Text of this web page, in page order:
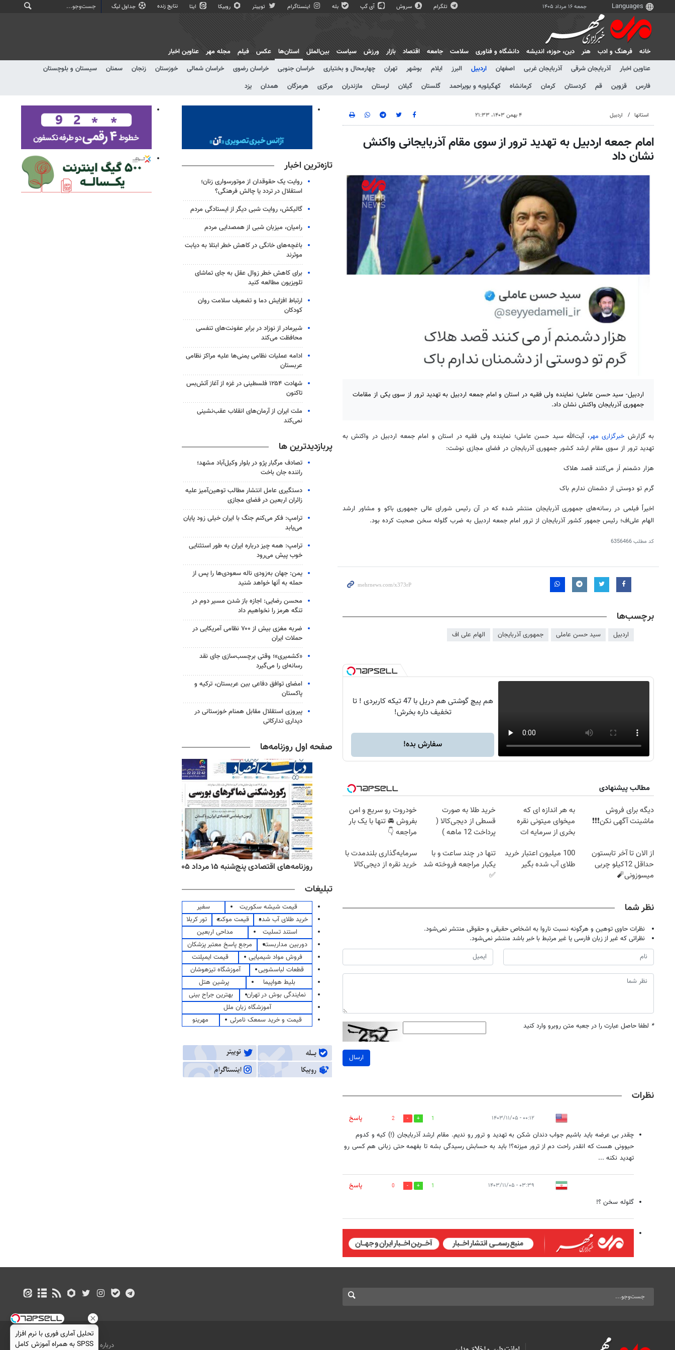
جمعه ۱۶ مرداد ۱۴۰۵ تلگرام سروش آی گپ بله اینستاگرام توییتر روبیکا ایتا نتایج زنده جداول لیگ
خانه فرهنگ و ادب هنر دين، حوزه، انديشه دانشگاه و فناوری سلامت جامعه اقتصاد بازار ورزش سیاست بین‌الملل
استان‌ها
عناوین اخبار
آذربایجان شرقی آذربایجان غربی اصفهان اردبیل البرز ایلام بوشهر تهران چهارمحال و بختیاری خراسان جنوبی خراسان رضوی خراسان شمالی خوزستان زنجان سمنان
سیستان و بلوچستان
فارس
قزوین قم کردستان کرمان کرمانشاه کهگیلویه و بویراحمد گلستان گیلان لرستان مازندران مرکزی هرمزگان همدان یزد
عکس فیلم مجله مهر عناوین اخبار
استانها اردبیل ۴ بهمن ۱۴۰۳، ۲۱:۳۳
امام جمعه اردبیل به تهدید ترور از سوی مقام آذربایجانی واکنش
نشان داد
اردبیل- سید حسن عاملی؛ نماینده ولی فقیه در استان و امام جمعه اردبیل به تهدید ترور از سوی یکی از مقامات
جمهوری آذربایجان واکنش نشان داد.
به گزارش خبرگزاری مهر، آیت‌الله سید حسن عاملی؛ نماینده ولی فقیه در استان و امام جمعه اردبیل در واکنش به
تهدید ترور از سوی مقام ارشد کشور جمهوری آذربایجان در فضای مجازی نوشت:
هزار دشمنم اَر می‌کنند قصد هلاک
گرم تو دوستی از دشمنان ندارم باک
اخیراً فیلمی در رسانه‌های جمهوری آذربایجان منتشر شده که در آن رئیس شورای عالی جمهوری باکو و مشاور ارشد
الهام علی‌اف؛ رئیس جمهور کشور آذربایجان از ترور امام جمعه اردبیل به ضرب گلوله سخن صحبت کرده بود.
کد مطلب6356466
برچسب‌ها
اردبیل سید حسن عاملی جمهوری آذربایجان الهام علی اف
هم پیچ گوشتی هم دریل با 47 تیکه کاربردی ! تا
تخفیف داره بخرش!
سفارش بده!
مطالب پیشنهادی
دیگه برای فروش
ماشینت آگهی نکن❗❗❗
به هر اندازه ای که
میخوای میتونی نقره
بخری از سرمایه ات
خرید طلا به صورت
قسطی از دیجی‌کالا (
پرداخت 12 ماهه )
خودروت رو سریع و امن
بفروش 🚘 تنها با یک بار
مراجعه 👇
از الان تا آخر تابستون
حداقل 12کیلو چربی
میسوزونی🧨
100 میلیون اعتبار خرید
طلای آب شده بگیر
تنها در چند ساعت و با
یکبار مراجعه فروخته شد
✅
سرمایه‌گذاری بلندمدت با
خرید نقره از دیجی‌کالا
نظر شما
نظرات حاوی توهین و هرگونه نسبت ناروا به اشخاص حقیقی و حقوقی منتشر نمی‌شود.
نظراتی که غیر از زبان فارسی یا غیر مرتبط با خبر باشد منتشر نمی‌شود.
* لطفا حاصل عبارت را در جعبه متن روبرو وارد کنید
ارسال
نظرات
۰۰:۱۲ - ۱۴۰۳/۱۱/۰۵ 1
2
پاسخ
چقدر بی عرضه باید باشیم جواب دندان شکن به تهدید و ترور رو ندیم. مقام ارشد آذربایجان (!) کیه و کدوم
حیوونی هست که انقدر راحت دم از ترور میزنه؟! باید به حسابش رسیدگی بشه تا بفهمه حتی زبانی هم کسی رو
تهدید نکنه ...
۰۳:۳۹ - ۱۴۰۳/۱۱/۰۵ 1
0
پاسخ
گلوله سخن ؟!
تازه‌ترین اخبار
روایت یک حقوقدان از موتورسواری زنان؛
استقلال در تردد یا چالش فرهنگی؟
گالیکش، روایت شبی دیگر از ایستادگی مردم
رامیان، میزبان شبی از همصدایی مردم
باغچه‌های خانگی در کاهش خطر ابتلا به دیابت
موثرند
برای کاهش خطر زوال عقل به جای تماشای
تلویزیون مطالعه کنید
ارتباط افزایش دما و تضعیف سلامت روان
کودکان
شیرمادر از نوزاد در برابر عفونت‌های تنفسی
محافظت می‌کند
ادامه عملیات نظامی یمنی‌ها علیه مراکز نظامی
عربستان
شهادت ۱۲۵۴ فلسطینی در غزه از آغاز آتش‌بس
تاکنون
ملت ایران از آرمان‌های انقلاب عقب‌نشینی
نمی‌کند
پربازدیدترین ها
تصادف مرگبار پژو در بلوار وکیل‌آباد مشهد؛
راننده جان باخت
دستگیری عامل انتشار مطالب توهین‌آمیز علیه
زائران اربعین در فضای مجازی
ترامپ: فکر می‌کنم جنگ با ایران خیلی زود پایان
می‌یابد
ترامپ: همه چیز درباره ایران به طور استثنایی
خوب پیش می‌رود
یمن: جهان به‌زودی ناله سعودی‌ها را پس از
حمله به آنها خواهد شنید
محسن رضایی: اجازه باز شدن مسیر دوم در
تنگه هرمز را نخواهیم داد
ضربه مغزی بیش از ۷۰۰ نظامی آمریکایی در
حملات ایران
«کشمیری»؛ وقتی برچسب‌سازی جای نقد
رسانه‌ای را می‌گیرد
امضای توافق دفاعی بین عربستان، ترکیه و
پاکستان
پیروزی استقلال مقابل همنام خوزستانی در
دیداری تدارکاتی
صفحه اول روزنامه‌ها
روزنامه‌های صبح پنج‌شنبه ۱۵ مرداد ۱۴۰۵ روزنامه‌های ورزشی پنج‌شنبه ۱۵ مرداد ۱۴۰۵ روزنامه‌های اقتصادی پنج‌شنبه ۱۵ مرداد ۱۴۰۵
تبلیغات
قیمت شیشه سکوریت
سفیر
خرید طلای آب شده
قیمت موکت
تور کربلا
استند تسلیت
مداحی اربعین
دوربین مداربسته
مرجع پاسخ معتبر پزشکان
فروش مواد شیمیایی
قیمت ایمپلنت
قطعات لباسشویی
آموزشگاه تیزهوشان
بلیط هواپیما
پرشین هتل
نمایندگی بوش در تهران
بهترین جراح بینی
آموزشگاه زبان ملل
قیمت و خرید سمعک نامرئی
مهرینو
درباره ما تماس با ما بازرگانی
تحلیل آماری فوری با نرم افزار
SPSS به همراه آموزش کامل